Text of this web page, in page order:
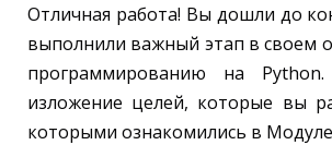
Отличная работа! Вы дошли до
выполнили важный этап в своем
программированию на
изложение целей, которые вы
которыми ознакомились в